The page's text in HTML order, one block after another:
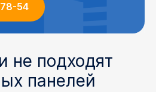
54
не подходят
панелей